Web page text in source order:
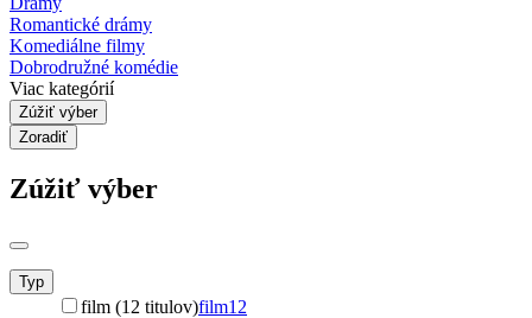
Romantické drámy
Komediálne filmy
Dobrodružné komédie
Viac kategórií
Zúžiť výber
Zoradiť
Zúžiť výber
Typ
film (12 titulov)film12